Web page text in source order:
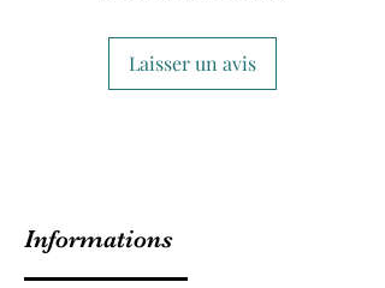
Laisser un avis
Informations